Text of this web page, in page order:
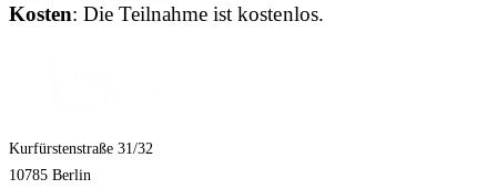
Kosten: Die Teilnahme ist kostenlos.
Kurfürstenstraße 31/32
10785 Berlin